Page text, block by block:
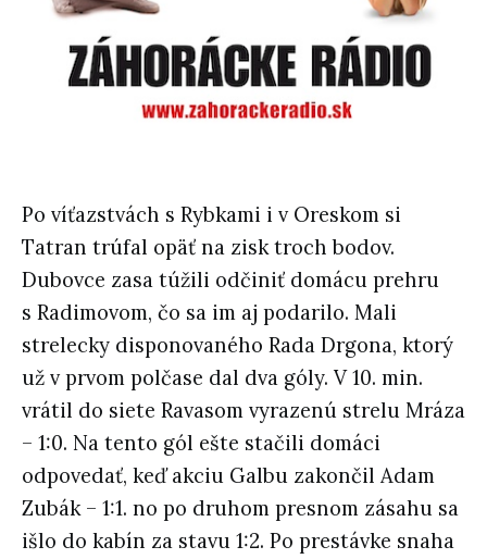
Po víťazstvách s Rybkami i v Oreskom si
Tatran trúfal opäť na zisk troch bodov.
Dubovce zasa túžili odčiniť domácu prehru
s Radimovom, čo sa im aj podarilo. Mali
strelecky disponovaného Rada Drgona, ktorý
už v prvom polčase dal dva góly. V 10. min.
vrátil do siete Ravasom vyrazenú strelu Mráza
– 1:0. Na tento gól ešte stačili domáci
odpovedať, keď akciu Galbu zakončil Adam
Zubák – 1:1. no po druhom presnom zásahu sa
išlo do kabín za stavu 1:2. Po prestávke snaha